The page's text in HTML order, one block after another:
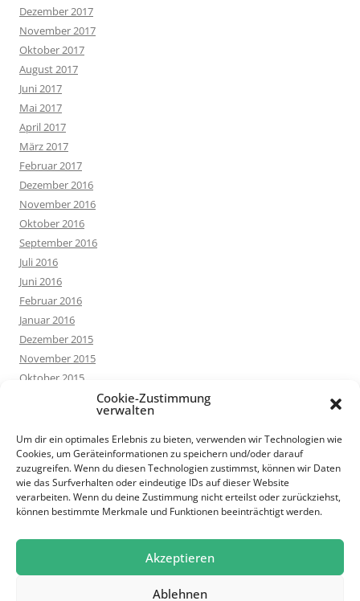
Cookie-Zustimmung
verwalten
Um dir ein optimales Erlebnis zu bieten, verwenden wir Technologien wie
Cookies, um Geräteinformationen zu speichern und/oder darauf
zuzugreifen. Wenn du diesen Technologien zustimmst, können wir Daten
wie das Surfverhalten oder eindeutige IDs auf dieser Website
verarbeiten. Wenn du deine Zustimmung nicht erteilst oder zurückziehst,
können bestimmte Merkmale und Funktionen beeinträchtigt werden.
Akzeptieren
Ablehnen
Dezember 2017
November 2017
Oktober 2017
August 2017
Juni 2017
Mai 2017
April 2017
März 2017
Februar 2017
Dezember 2016
November 2016
Oktober 2016
September 2016
Juli 2016
Juni 2016
Februar 2016
Januar 2016
Dezember 2015
November 2015
Oktober 2015
Juli 2015
Juni 2015
Mai 2015
März 2015
Februar 2015